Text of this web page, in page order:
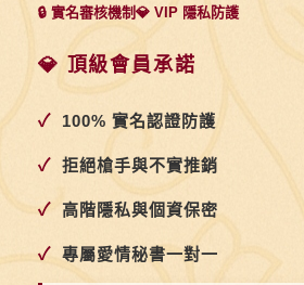
🔒 實名審核機制💎 VIP 隱私防護
💎 頂級會員承諾
✓ 100% 實名認證防護
✓ 拒絕槍手與不實推銷
✓ 高階隱私與個資保密
✓ 專屬愛情秘書一對一